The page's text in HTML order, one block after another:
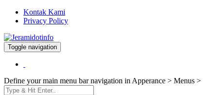
Kontak Kami
Privacy Policy
Jeramidotinfo
Berita dan Informasi Terkini
Toggle navigation
Define your main menu bar navigation in Apperance > Menus >